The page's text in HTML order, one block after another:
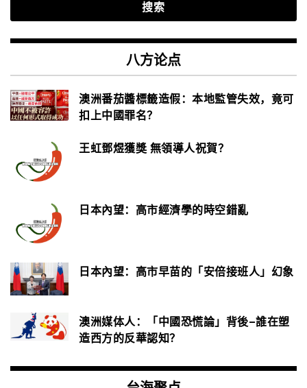
八方论点
澳洲番茄醬標籤造假：本地監管失效，竟可
扣上中國罪名？
王虹鄧煜獲獎 無領導人祝賀？
日本內望：高市經濟學的時空錯亂
日本內望：高市早苗的「安倍接班人」幻象
澳洲媒体人：「中國恐慌論」背後–誰在塑
造西方的反華認知？